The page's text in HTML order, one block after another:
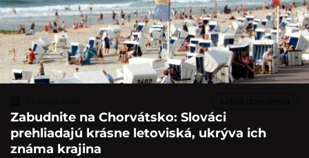
Zabudnite na Chorvátsko: Slováci
prehliadajú krásne letoviská, ukrýva ich
známa krajina